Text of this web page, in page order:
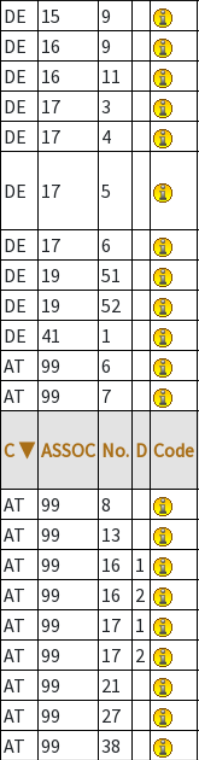
DE
15 9
DE
16 9
DE
16 11
DE
17 3
DE
17 4
DE 17 5
DE 17 6
DE
19 51
DE
19 52
DE
41 1
AT
99 6
AT
99 7
C ▼ ASSOC No. D Code
AT 99 8
AT
99 13
AT
99 16 1
AT
99 16 2
AT
99 17 1
AT
99 17 2
AT
99 21
AT
99 27
AT
99 38